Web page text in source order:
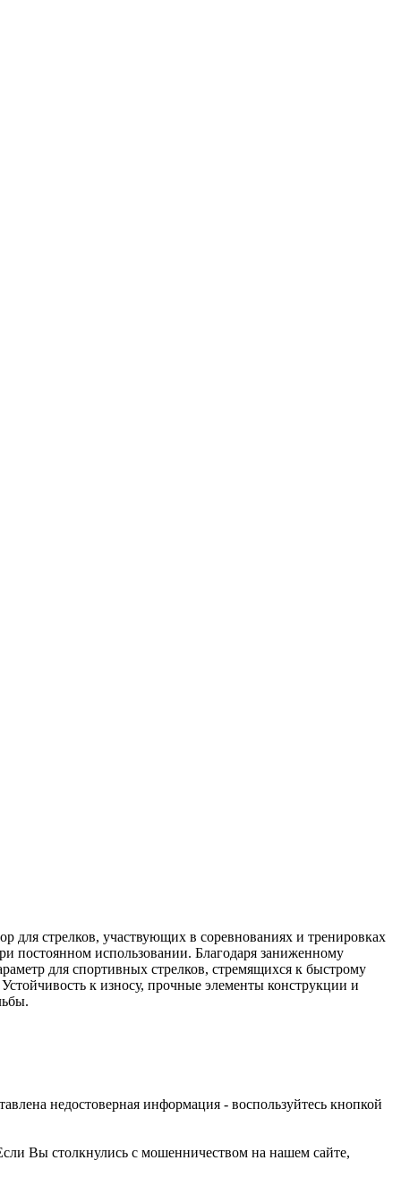
для стрелков, участвующих в соревнованиях и тренировках
постоянном использовании. Благодаря заниженному
для спортивных стрелков, стремящихся к быстрому
к износу, прочные элементы конструкции и
недостоверная информация - воспользуйтесь кнопкой
Вы столкнулись с мошенничеством на нашем сайте,